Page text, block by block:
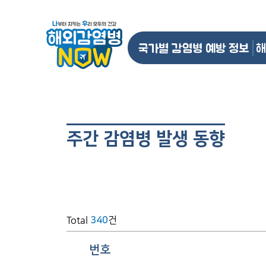
국가별 감염병 예방 정보
주간 감염병 발생 동향
Total 340건
번호